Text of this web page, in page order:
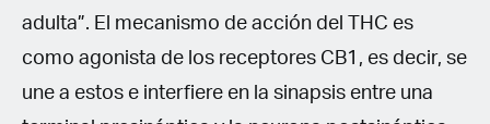
adulta”. El mecanismo de acción del THC es
como agonista de los receptores CB1, es decir, se
une a estos e interfiere en la sinapsis entre una